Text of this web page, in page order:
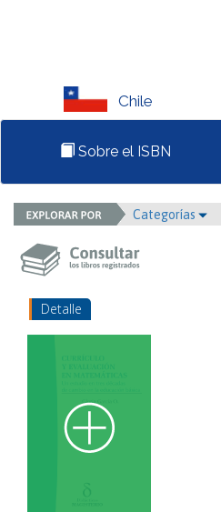
Chile
Sobre el ISBN
Categorías
Detalle